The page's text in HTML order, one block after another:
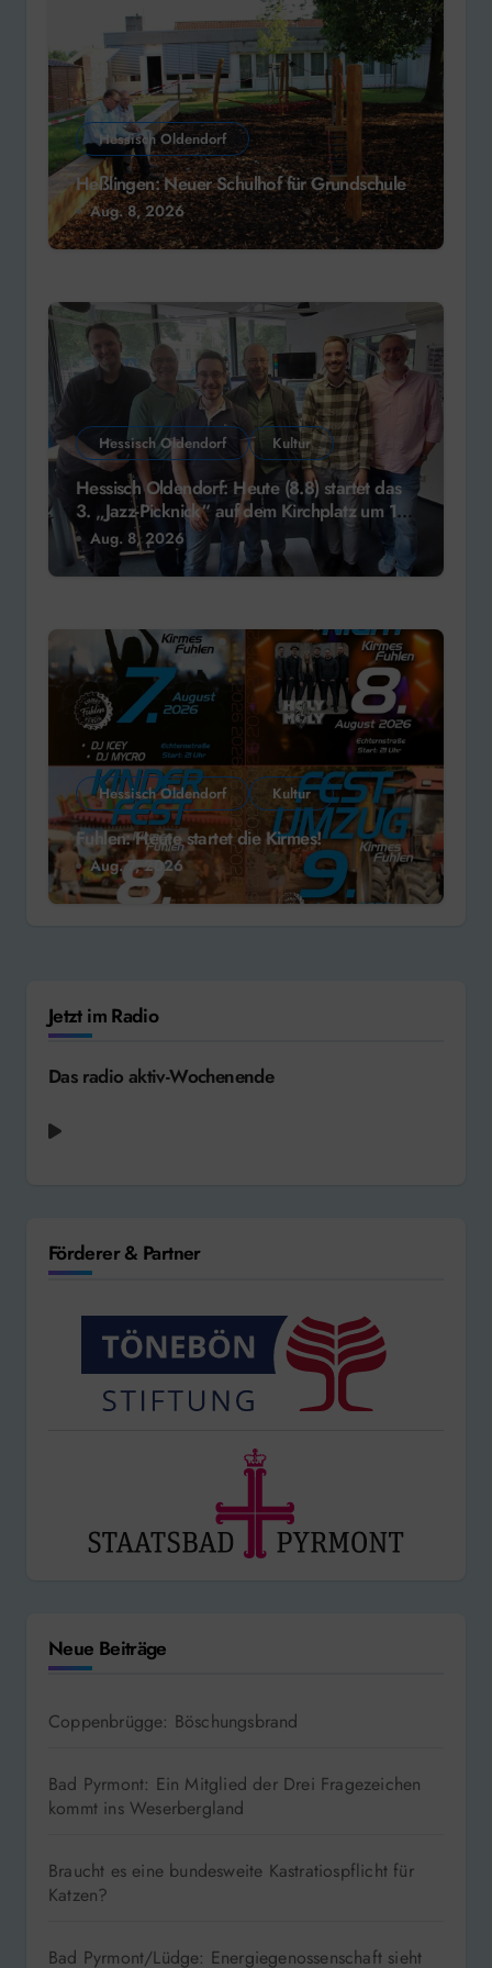
Hessisch Oldendorf
Heßlingen: Neuer Schulhof für Grundschule
Aug. 8, 2026
Hessisch Oldendorf Kultur
Hessisch Oldendorf: Heute (8.8) startet das
3. „Jazz-Picknick“ auf dem Kirchplatz um 13
UhrAug. 8, 2026
Hessisch Oldendorf Kultur
Fuhlen: Heute startet die Kirmes!
Aug. 7, 2026
Jetzt im Radio
Das radio aktiv-Wochenende
Förderer & Partner
Neue Beiträge
Coppenbrügge: Böschungsbrand
Bad Pyrmont: Ein Mitglied der Drei Fragezeichen
kommt ins Weserbergland
Braucht es eine bundesweite Kastratiospflicht für
Katzen?
Bad Pyrmont/Lüdge: Energiegenossenschaft sieht